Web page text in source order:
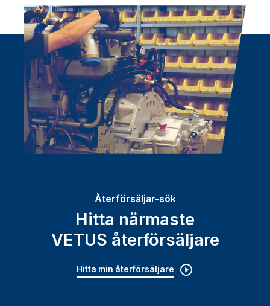
Återförsäljar-sök
Hitta närmaste
VETUS återförsäljare
Hitta min återförsäljare